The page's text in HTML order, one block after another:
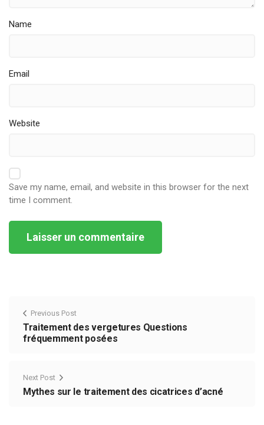
Name
Email
Website
Save my name, email, and website in this browser for the next
time I comment.
Previous Post
Traitement des vergetures Questions
fréquemment posées
Next Post
Mythes sur le traitement des cicatrices d’acné